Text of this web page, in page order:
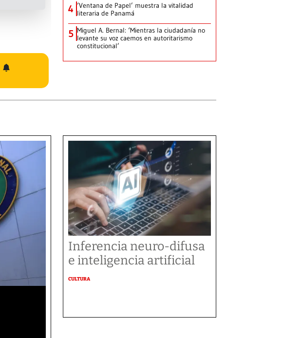
4 ‘Ventana de Papel’ muestra la vitalidad
literaria de Panamá
5 Miguel A. Bernal: ‘Mientras la ciudadanía no
levante su voz caemos en autoritarismo
constitucional’
Inferencia neuro-difusa
e inteligencia artificial
CULTURA